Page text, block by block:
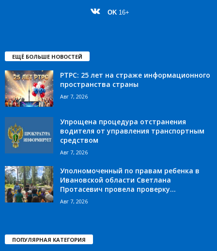
OK 16+
ЕЩЁ БОЛЬШЕ НОВОСТЕЙ
РТРС: 25 лет на страже информационного
пространства страны
Авг 7, 2026
Упрощена процедура отстранения
водителя от управления транспортным
средством
Авг 7, 2026
Уполномоченный по правам ребенка в
Ивановской области Светлана
Протасевич провела проверку...
Авг 7, 2026
ПОПУЛЯРНАЯ КАТЕГОРИЯ